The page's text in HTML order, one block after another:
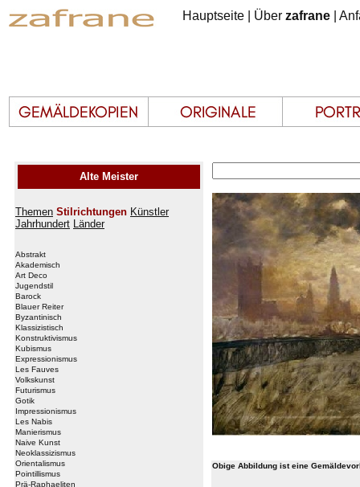
Hauptseite Über zafrane
Alte Meister
Themen Stilrichtungen Künstler
Jahrhundert Länder
Abstrakt
Akademisch
Art Deco
Jugendstil
Barock
Blauer Reiter
Byzantinisch
Klassizistisch
Konstruktivismus
Kubismus
Expressionismus
Les Fauves
Volkskunst
Futurismus
Gotik
Impressionismus
Les Nabis
Manierismus
Naive Kunst
Neoklassizismus
Orientalismus
Pointillismus
Prä-Raphaeliten
Obige Abbildung ist eine